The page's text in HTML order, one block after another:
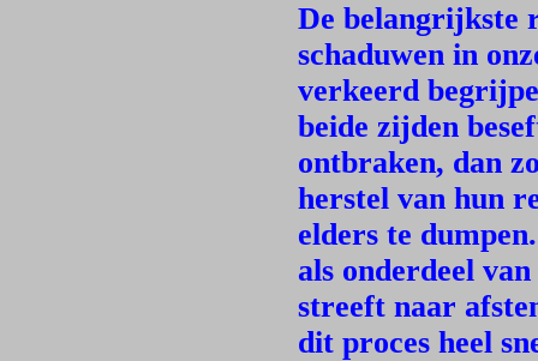
De belangrijkste
schaduwen in
verkeerd
beide zijden
ontbraken, dan
herstel van hun
elders te
als onderdeel
streeft naar
dit proces heel